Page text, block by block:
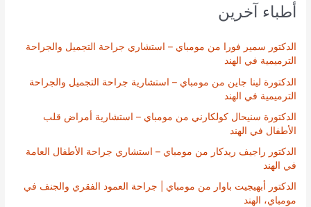
أطباء آخرين
الدكتور سمير فورا من مومباي – استشاري جراحة التجميل والجراحة
الترميمية في الهند
الدكتورة لينا جاين من مومباي – استشارية جراحة التجميل والجراحة
الترميمية في الهند
الدكتورة سنيحال كولكارني من مومباي – استشارية أمراض قلب
الأطفال في الهند
الدكتور راجيف ريدكار من مومباي – استشاري جراحة الأطفال العامة
في الهند
الدكتور أبهيجيت باوار من مومباي | جراحة العمود الفقري والجنف في
مومباي، الهند